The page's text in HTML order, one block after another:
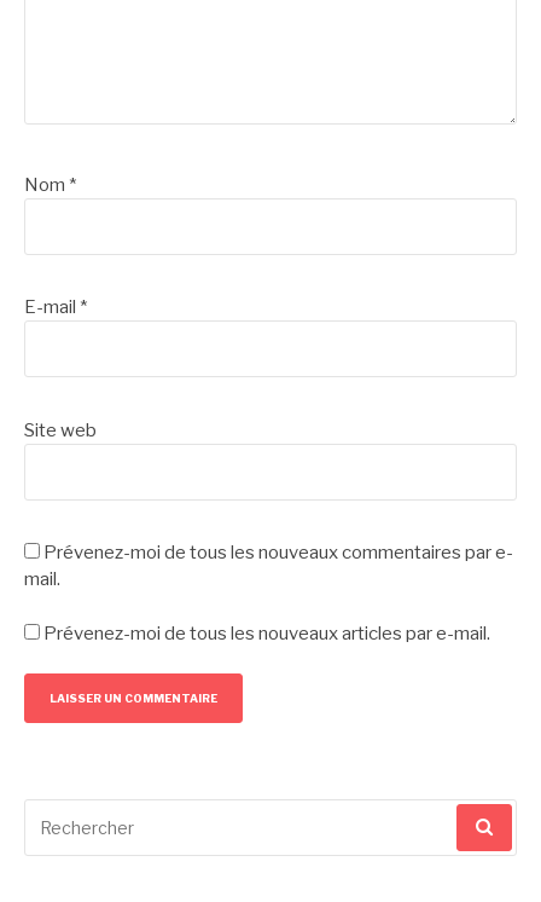
Nom *
E-mail *
Site web
Prévenez-moi de tous les nouveaux commentaires par e-
mail.
Prévenez-moi de tous les nouveaux articles par e-mail.
pour